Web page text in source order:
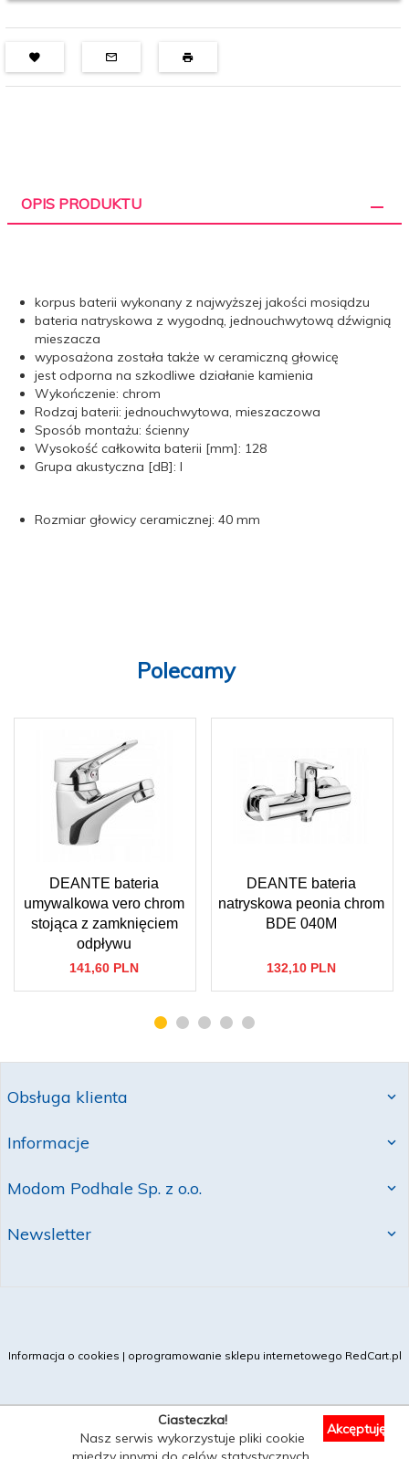
OPIS PRODUKTU
korpus baterii wykonany z najwyższej jakości mosiądzu
bateria natryskowa z wygodną, jednouchwytową dźwignią
mieszacza
wyposażona została także w ceramiczną głowicę
jest odporna na szkodliwe działanie kamienia
Wykończenie: chrom
Rodzaj baterii: jednouchwytowa, mieszaczowa
Sposób montażu: ścienny
Wysokość całkowita baterii [mm]: 128
Grupa akustyczna [dB]: I
Rozmiar głowicy ceramicznej: 40 mm
Polecamy
DEANTE bateria
umywalkowa vero chrom
stojąca z zamknięciem
odpływu
141,60 PLN
DEANTE bateria
natryskowa peonia chrom
BDE 040M
132,10 PLN
Obsługa klienta
Informacje
Modom Podhale Sp. z o.o.
Newsletter
Informacja o cookies | oprogramowanie sklepu internetowego RedCart.pl
Ciasteczka!
Nasz serwis wykorzystuje pliki cookie
Akcęptuję